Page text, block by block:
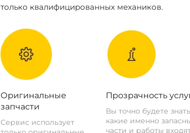
только квалифицированных механиков.
Оригинальные
запчасти
Сервис использует
Прозрачность
Вы точно будете
какие именно
части и работы